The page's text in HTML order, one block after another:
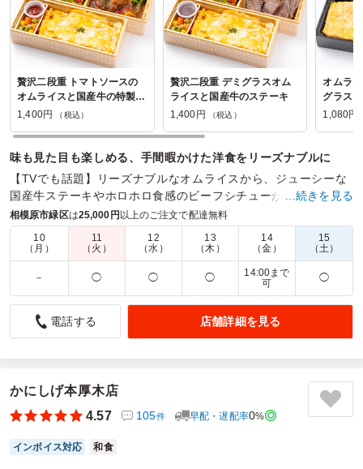
贅沢二段重 トマトソースの
オムライスと国産牛の特製ビ
ーフシチュー
1,400円 （税込）
贅沢二段重 デミグラスオム
ライスと国産牛のステーキ
1,400円
（税込）
オムラ
グラス
1,080円
味も見た目も楽しめる、手間暇かけた洋食をリーズナブルに
【TVでも話題】リーズナブルなオムライスから、ジューシーな
国産牛ステーキやホロホロ食感のビーフシチューが楽しめる洋
風御膳や二段重までどんなシーンにも合うお弁当をご用意。
商品数： 締切日時： 1日前15:00 価格帯：
648円～3,500円
配達時間：
10:00～16:00
大満足です
5.0 横浜戸塚中央ロータリークラブ
当を注文して本当に良かったです。ありがとうございまし
オムライスのお弁当も大好きなんですが、配達条件が１５０
００円以上なので、こちらのお弁当を注文しました。
お願いします。
…続きを見る
相模原市緑区は25,000円以上のご注文で配達無料
10
（月）
11
（火）
12
（水）
13
（木）
14
（金）
15
（土）
－ ◯ ◯ ◯
14:00まで
可
◯
電話する 店舗詳細を見る
かにしげ本厚木店
4.57
105件 早配・遅配率0%
インボイス対応 和食